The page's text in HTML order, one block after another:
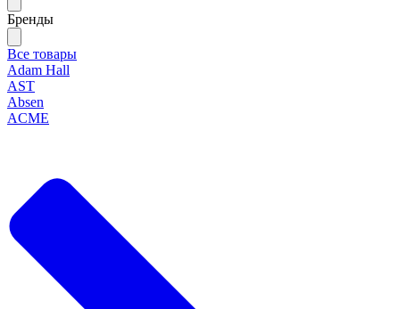
Бренды
Все товары
Adam Hall
AST
Absen
ACME